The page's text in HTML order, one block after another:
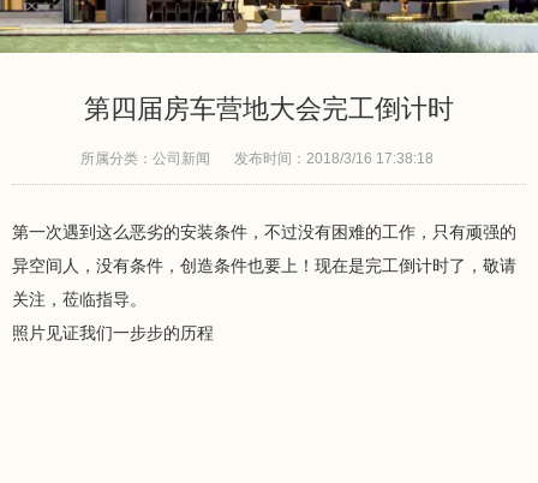
第四届房车营地大会完工倒计时
所属分类： 公司新闻 发布时间： 2018/3/16 17:38:18
第一次遇到这么恶劣的安装条件，不过没有困难的工作，只有顽强的
异空间人，没有条件，创造条件也要上！现在是完工倒计时了，敬请
关注，莅临指导。
照片见证我们一步步的历程